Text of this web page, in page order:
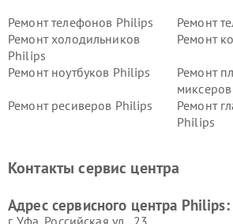
Ремонт телефонов Philips
Ремонт
Ремонт холодильников
Philips
Ремонт
Ремонт ноутбуков Philips
Ремонт
Ремонт ресиверов Philips
Ремонт
Philips
Ремонт стиральных машин
Ремонт
Контакты сервис центра
Адрес сервисного центра Philips: